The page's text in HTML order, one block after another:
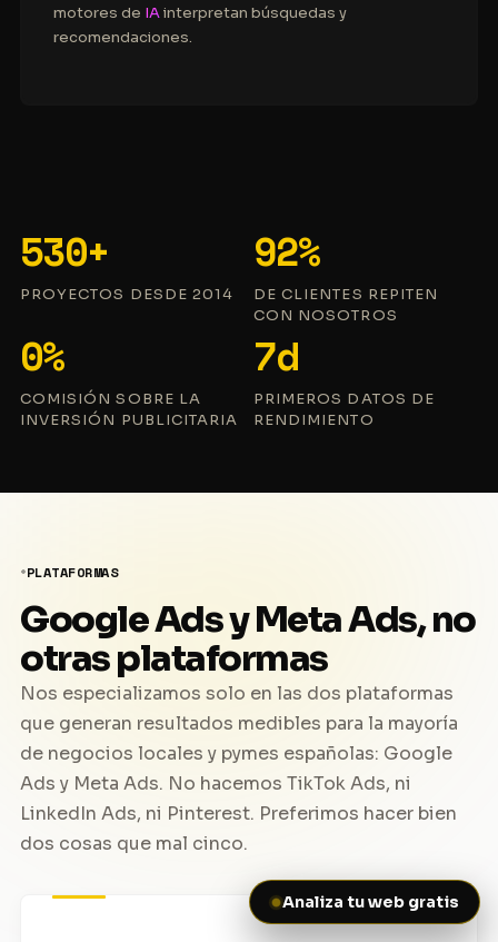
motores de IAinterpretan búsquedas y
recomendaciones.
530+
PROYECTOS DESDE 2014
92%
DE CLIENTES REPITEN
CON NOSOTROS
0%
COMISIÓN SOBRE LA
INVERSIÓN PUBLICITARIA
7d
PRIMEROS DATOS DE
RENDIMIENTO
PLATAFORMAS
Google Ads y Meta Ads, no
otras plataformas
Nos especializamos solo en las dos plataformas
que generan resultados medibles para la mayoría
de negocios locales y pymes españolas: Google
Ads y Meta Ads. No hacemos TikTok Ads, ni
LinkedIn Ads, ni Pinterest. Preferimos hacer bien
dos cosas que mal cinco.
Analiza tu web gratis